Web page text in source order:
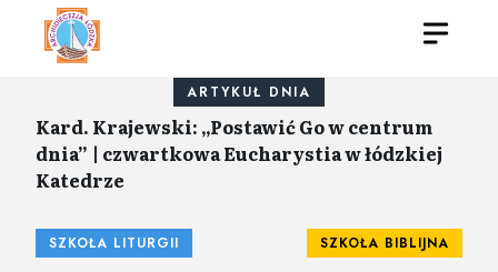
ARTYKUŁ DNIA
Kard. Krajewski: „Postawić Go w centrum
dnia” | czwartkowa Eucharystia w łódzkiej
Katedrze
SZKOŁA LITURGII SZKOŁA BIBLIJNA